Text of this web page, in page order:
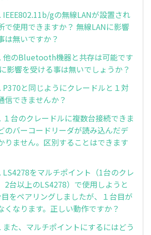
IEEE802.11b/gの無線LANが設置され
で使用できますか？ 無線LANに影響
は無いですか？
他のBluetooth機器と共存は可能です
影響を受ける事は無いでしょうか？
P370と同じようにクレードルと１対
信できませんか？
１台のクレードルに複数台接続できま
のバーコードリーダが読み込んだデ
りません。区別することはできます
LS4278をマルチポイント（1台のクレ
2台以上のLS4278）で使用しようと
をペアリングしましたが、１台目が
くなります。正しい動作ですか？
また、マルチポイントにするにはどう